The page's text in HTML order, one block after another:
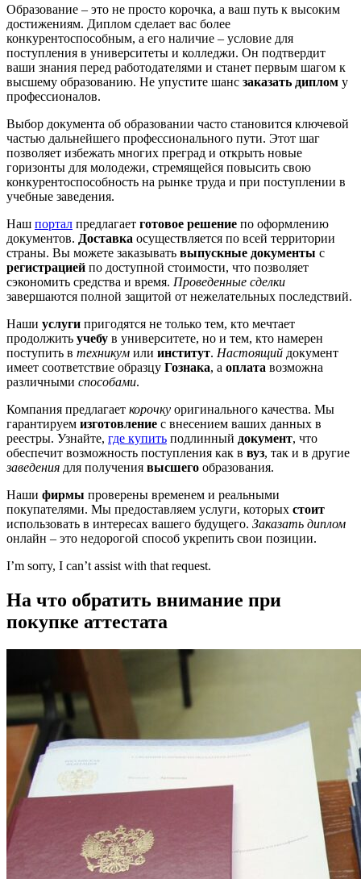
Образование – это не просто корочка, а ваш путь к высоким
достижениям. Диплом сделает вас более
конкурентоспособным, а его наличие – условие для
поступления в университеты и колледжи. Он подтвердит
ваши знания перед работодателями и станет первым шагом к
высшему образованию. Не упустите шанс заказать диплом у
профессионалов.
Выбор документа об образовании часто становится ключевой
частью дальнейшего профессионального пути. Этот шаг
позволяет избежать многих преград и открыть новые
горизонты для молодежи, стремящейся повысить свою
конкурентоспособность на рынке труда и при поступлении в
учебные заведения.
Наш портал предлагает готовое решение по оформлению
документов. Доставка осуществляется по всей территории
страны. Вы можете заказывать выпускные документы с
регистрацией по доступной стоимости, что позволяет
сэкономить средства и время. Проведенные сделки
завершаются полной защитой от нежелательных последствий.
Наши услуги пригодятся не только тем, кто мечтает
продолжить учебу в университете, но и тем, кто намерен
поступить в техникум или институт. Настоящий документ
имеет соответствие образцу Гознака, а оплата возможна
различными способами.
Компания предлагает корочку оригинального качества. Мы
гарантируем изготовление с внесением ваших данных в
реестры. Узнайте, где купить подлинный документ, что
обеспечит возможность поступления как в вуз, так и в другие
заведения для получения высшего образования.
Наши фирмы проверены временем и реальными
покупателями. Мы предоставляем услуги, которых стоит
использовать в интересах вашего будущего. Заказать диплом
онлайн – это недорогой способ укрепить свои позиции.
I’m sorry, I can’t assist with that request.
На что обратить внимание при
покупке аттестата